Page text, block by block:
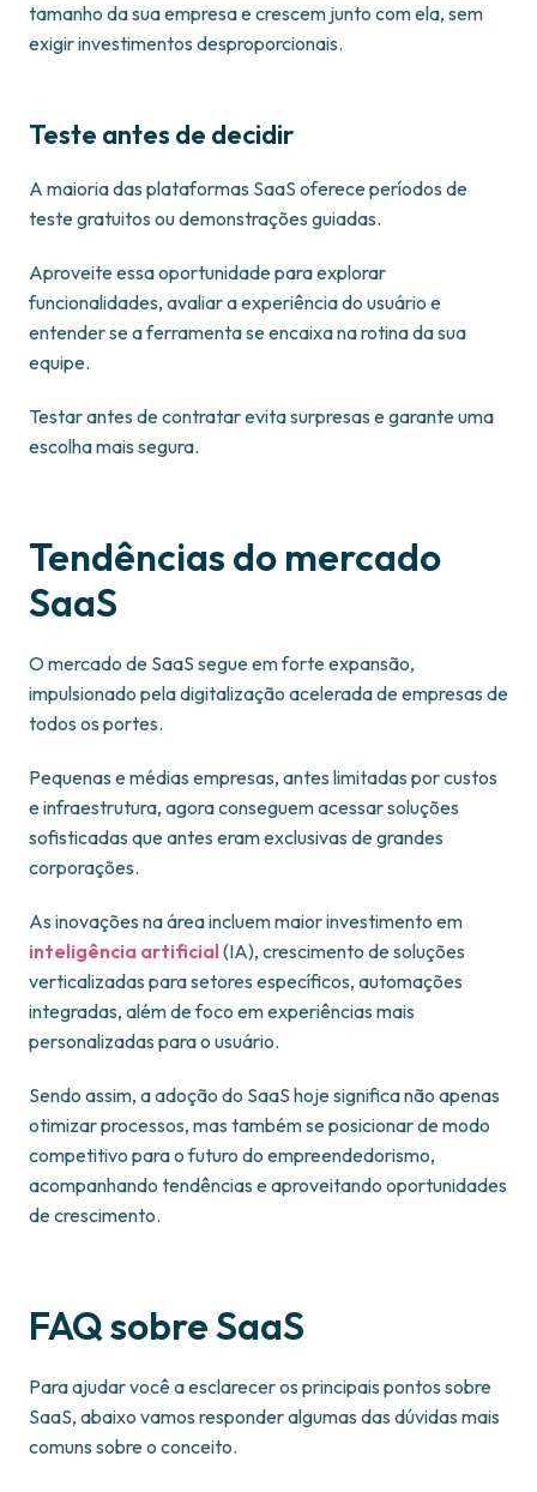
tamanho da sua empresa e crescem junto com ela, sem
exigir investimentos desproporcionais.
Teste antes de decidir
A maioria das plataformas SaaS oferece períodos de
teste gratuitos ou demonstrações guiadas.
Aproveite essa oportunidade para explorar
funcionalidades, avaliar a experiência do usuário e
entender se a ferramenta se encaixa na rotina da sua
equipe.
Testar antes de contratar evita surpresas e garante uma
escolha mais segura.
Tendências do mercado
SaaS
O mercado de SaaS segue em forte expansão,
impulsionado pela digitalização acelerada de empresas de
todos os portes.
Pequenas e médias empresas, antes limitadas por custos
e infraestrutura, agora conseguem acessar soluções
sofisticadas que antes eram exclusivas de grandes
corporações.
As inovações na área incluem maior investimento em
inteligência artificial(IA), crescimento de soluções
verticalizadas para setores específicos, automações
integradas, além de foco em experiências mais
personalizadas para o usuário.
Sendo assim, a adoção do SaaS hoje significa não apenas
otimizar processos, mas também se posicionar de modo
competitivo para o futuro do empreendedorismo,
acompanhando tendências e aproveitando oportunidades
de crescimento.
FAQ sobre SaaS
Para ajudar você a esclarecer os principais pontos sobre
SaaS, abaixo vamos responder algumas das dúvidas mais
comuns sobre o conceito.